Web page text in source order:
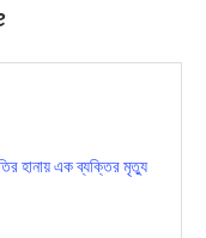
হানায় এক ব্যক্তির মৃত্যু